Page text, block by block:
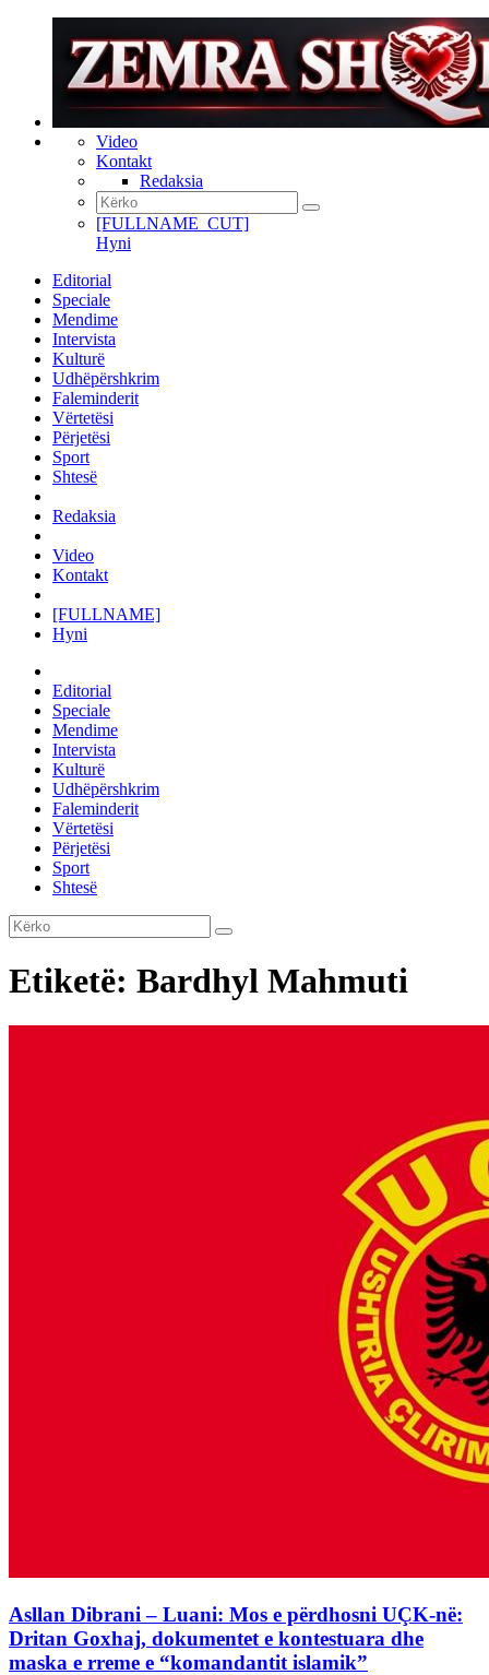
Video
Kontakt
Redaksia
[FULLNAME_CUT]
Hyni
Editorial
Speciale
Mendime
Intervista
Kulturë
Udhëpërshkrim
Faleminderit
Vërtetësi
Përjetësi
Sport
Shtesë
Redaksia
Video
Kontakt
[FULLNAME]
Hyni
Editorial
Speciale
Mendime
Intervista
Kulturë
Udhëpërshkrim
Faleminderit
Vërtetësi
Përjetësi
Sport
Shtesë
Etiketë: Bardhyl Mahmuti
Asllan Dibrani – Luani: Mos e përdhosni UÇK-në:
Dritan Goxhaj, dokumentet e kontestuara dhe
maska e rreme e “komandantit islamik”